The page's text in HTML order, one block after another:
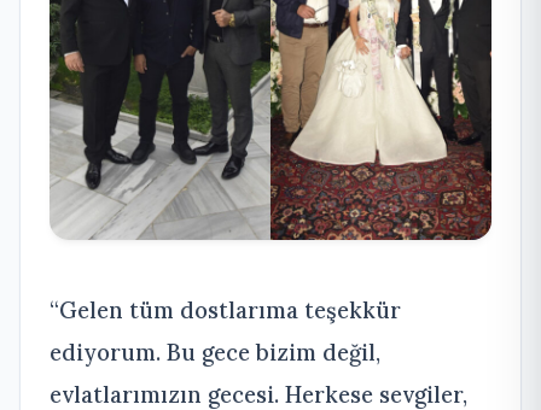
“Gelen tüm dostlarıma teşekkür
ediyorum. Bu gece bizim değil,
evlatlarımızın gecesi. Herkese sevgiler,